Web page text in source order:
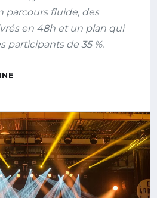
parcours fluide, des
en 48h et un plan qui
participants de 35 %.